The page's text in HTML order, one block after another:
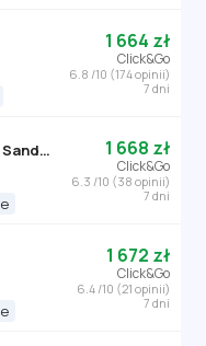
1 664 zł
Click&Go
6.8 /10 (174 opinii)
7 dni
Ambassador (Golden Sands)
1 668 zł
Click&Go
6.3 /10 (38 opinii)
7 dni
1 672 zł
Click&Go
6.4 /10 (21 opinii)
7 dni